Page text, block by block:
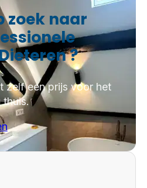
zoek naar
?
zelf een prijs voor het
thuis.